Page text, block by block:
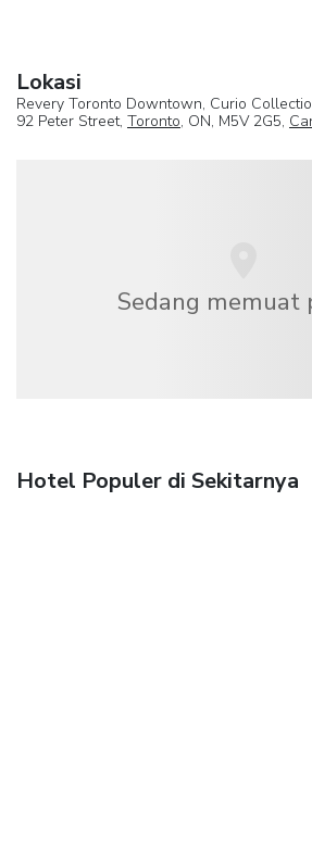
Lokasi
Revery Toronto Downtown, Curio
92 Peter Street, Toronto, ON, M5V 2G5,
Sedang memuat
Hotel Populer di Sekitarnya